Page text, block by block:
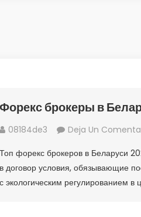
Форекс брокеры в
08184de3 Deja Un
Топ форекс брокеров в Беларуси
в договор условия, обязывающие
с экологическим регулированием